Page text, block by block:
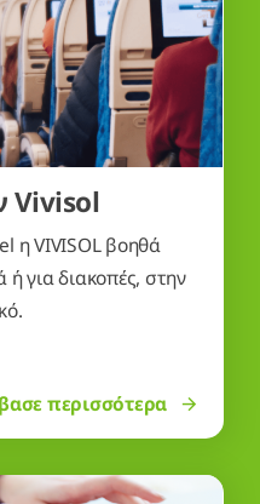
Vivisol
η VIVISOL βοηθά
ή για διακοπές, στην
περισσότερα